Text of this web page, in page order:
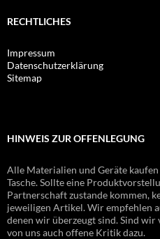
RECHTLICHES
Impressum
Datenschutzerklärung
Sitemap
HINWEIS ZUR OFFENLEGUNG
Alle Materialien und Geräte
Tasche. Sollte eine
Partnerschaft zustande kommen,
jeweiligen Artikel. Wir empfehlen
denen wir überzeugt sind. Sind wir
von uns auch offene Kritik dazu.